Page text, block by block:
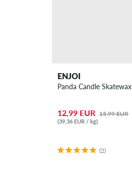
ENJOI
Panda Candle Skatewax
12,99 EUR 15,99 EUR
(39,36 EUR / kg)
(2)